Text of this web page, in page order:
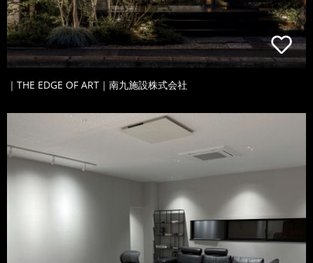
｜THE EDGE OF ART｜南九施設株式会社